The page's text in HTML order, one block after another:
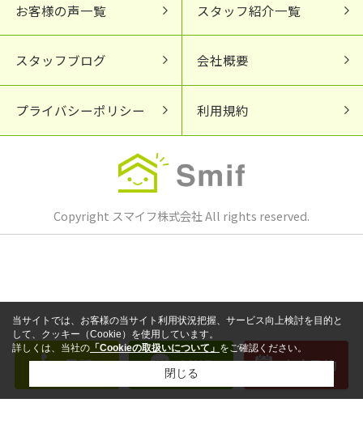
お客様の声一覧 スタッフ紹介一覧
スタッフブログ 会社概要
プライバシーポリシー 利用規約
Copyright スマイフ株式会社 All rights reserved.
電話 LINE 来店予約
当サイトでは、お客様の当サイト利用状況把握、サービス向上検討を目的と
して、クッキー（Cookie）を使用しています。
詳しくは、当社の 「Cookieの取扱いについて」 をご確認ください。
閉じる